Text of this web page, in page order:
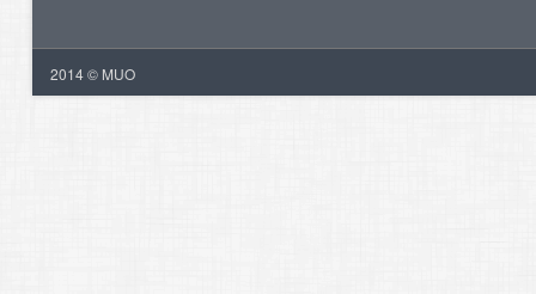
2014 © MUO